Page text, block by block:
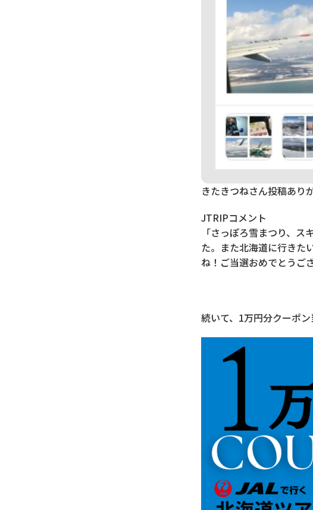
きたきつねさん投稿あり
JTRIPコメント
「さっぽろ雪まつり、
た。また北海道に行きた
ね！ご当選おめでとうご
続いて、1万円分クーポン